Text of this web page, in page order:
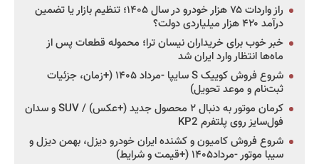
راز واردات ۷۵ هزار خودرو در سال ۱۴۰۵؛ تنظیم بازار یا تضمین
درآمد ۴۲۰ هزار میلیاردی دولت؟
خبر خوب برای خریداران نیسان ترا؛ محموله قطعات پس از
ماه‌ها انتظار وارد ایران شد
شروع فروش کوییک S سایپا -مرداد ۱۴۰۵ (+زمان، جزئیات
ثبت‌نام و موعد تحویل)
کرمان موتور به دنبال ۲ محصول جدید (+عکس) / SUV و سدان
فول‌سایز روی پلتفرم KP2
شروع فروش کامیون و کشنده ایران خودرو دیزل، بهمن دیزل و
سیبا موتور -مرداد۱۴۰۵ (+قیمت و شرایط)